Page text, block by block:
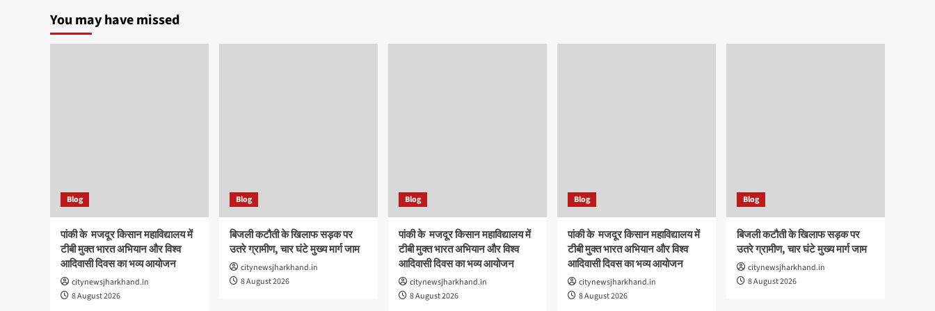
You may have missed
Blog
पांकी के ​ मजदूर किसान महाविद्यालय में
टीबी मुक्त भारत अभियान और विश्व
आदिवासी दिवस का भव्य आयोजन
citynewsjharkhand.in
8 August 2026
Blog
बिजली कटौती के खिलाफ सड़क पर
उतरे ग्रामीण, चार घंटे मुख्य मार्ग जाम
citynewsjharkhand.in
8 August 2026
Blog
पांकी के ​ मजदूर किसान महाविद्यालय में
टीबी मुक्त भारत अभियान और विश्व
आदिवासी दिवस का भव्य आयोजन
citynewsjharkhand.in
8 August 2026
Blog
पांकी के ​ मजदूर किसान महाविद्यालय में
टीबी मुक्त भारत अभियान और विश्व
आदिवासी दिवस का भव्य आयोजन
citynewsjharkhand.in
8 August 2026
Blog
बिजली कटौती के खिलाफ सड़क पर
उतरे ग्रामीण, चार घंटे मुख्य मार्ग जाम
citynewsjharkhand.in
8 August 2026